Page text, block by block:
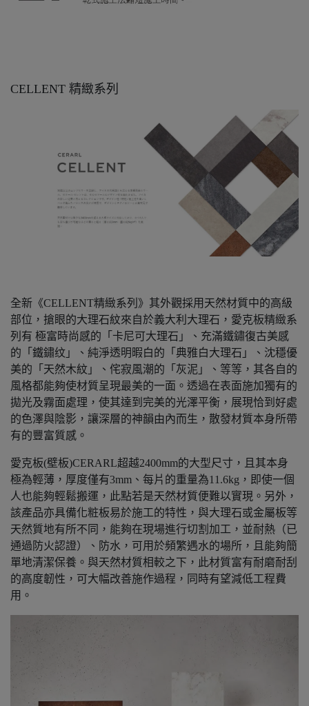
CELLENT 精緻系列
全新《CELLENT精緻系列》其外觀採用天然材質中的高級
部位，搶眼的大理石紋來自於義大利大理石，愛克板精緻系
列有 極富時尚感的「卡尼可大理石」、充滿鐵鏽復古美感
的「鐵鏽纹」、純淨透明暇白的「典雅白大理石」、沈穩優
美的「天然木紋」、侘寂風潮的「灰泥」、等等，其各自的
風格都能夠使材質呈現最美的一面。透過在表面施加獨有的
拋光及霧面處理，使其達到完美的光澤平衡，展現恰到好處
的色澤與陰影，讓深層的神韻由內而生，散發材質本身所帶
有的豐富質感。
愛克板(壁板)CERARL超越2400mm的大型尺寸，且其本身
極為輕薄，厚度僅有3mm、每片的重量為11.6kg，即使一個
人也能夠輕鬆搬運，此點若是天然材質便難以實現。另外，
該產品亦具備化粧板易於施工的特性，與大理石或金屬板等
天然質地有所不同，能夠在現場進行切割加工，並耐熱（已
通過防火認證）、防水，可用於頻繁遇水的場所，且能夠簡
單地清潔保養。與天然材質相較之下，此材質富有耐磨耐刮
的高度韌性，可大幅改善施作過程，同時有望減低工程費
用。